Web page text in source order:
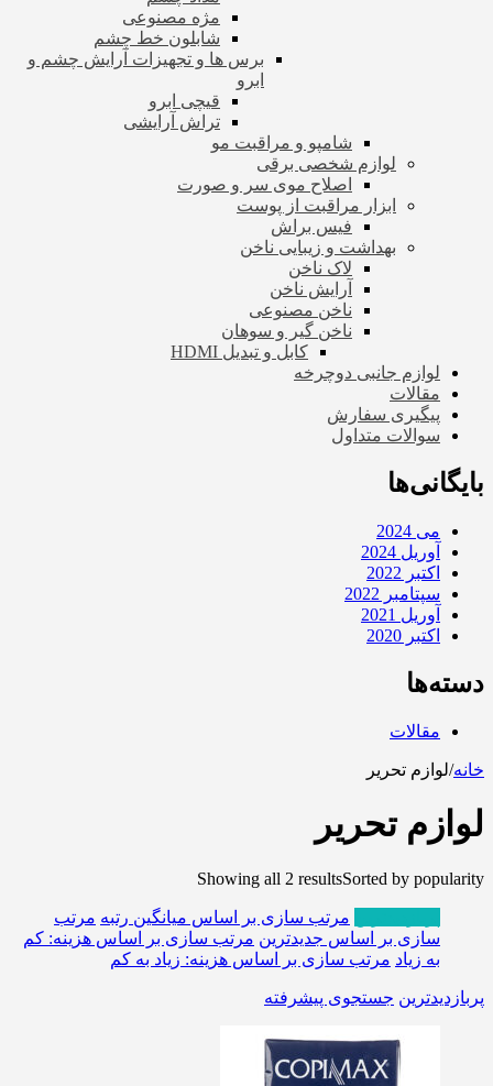
مژه مصنوعی
شابلون خط چشم
برس ها و تجهیزات آرایش چشم و
ابرو
قیچی ابرو
تراش آرایشی
شامپو و مراقبت مو
لوازم شخصی برقی
اصلاح موی سر و صورت
ابزار مراقبت از پوست
فیس براش
بهداشت و زیبایی ناخن
لاک ناخن
آرایش ناخن
ناخن مصنوعی
ناخن گیر و سوهان
کابل و تبدیل HDMI
لوازم جانبی دوچرخه
مقالات
پیگیری سفارش
سوالات متداول
بایگانی‌ها
می 2024
آوریل 2024
اکتبر 2022
سپتامبر 2022
آوریل 2021
اکتبر 2020
دسته‌ها
مقالات
خانه/لوازم تحریر
لوازم تحریر
Showing all 2 resultsSorted by popularity
مرتب سازی بر اساس میانگین رتبه مرتب
سازی بر اساس جدیدترین مرتب سازی بر اساس هزینه: کم
به زیاد مرتب سازی بر اساس هزینه: زیاد به کم
پربازدیدترین جستجوی پیشرفته